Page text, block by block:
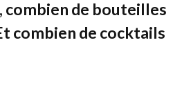
de bouteilles
combien de cocktails